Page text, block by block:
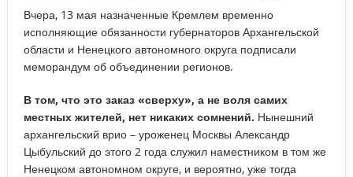
Вчера, 13 мая назначенные Кремлем временно
исполняющие обязанности губернаторов Архангельской
области и Ненецкого автономного округа подписали
меморандум об объединении регионов.
В том, что это заказ «сверху», а не воля самих
местных жителей, нет никаких сомнений. Нынешний
архангельский врио – уроженец Москвы Александр
Цыбульский до этого 2 года служил наместником в том же
Ненецком автономном округе, и вероятно, уже тогда